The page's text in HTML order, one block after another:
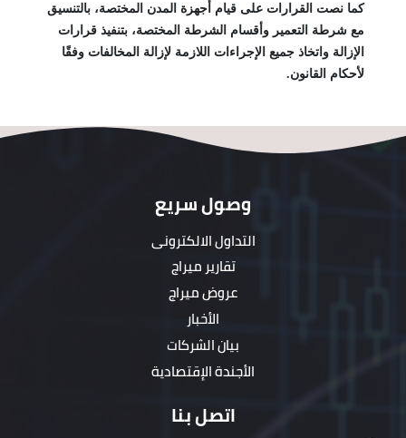
كما نصت القرارات على قيام أجهزة المدن المختصة، بالتنسيق
مع شرطة التعمير وأقسام الشرطة المختصة، بتنفيذ قرارات
الإزالة واتخاذ جميع الإجراءات اللازمة لإزالة المخالفات وفقًا
لأحكام القانون.
وصول سريع
التداول الالكترونى
تقارير ميراج
عروض ميراج
الأخبار
بيان الشركات
الأجندة الإقتصادية
اتصل بنا